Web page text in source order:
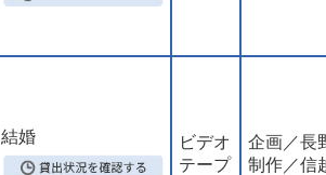
結婚
ビデオ
テープ
企画／長
制作／信